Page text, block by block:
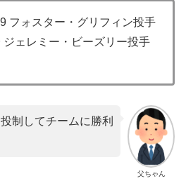
フォスター・グリフィン投手
ジェレミー・ビーズリー投手
父ちゃん
制してチームに勝利